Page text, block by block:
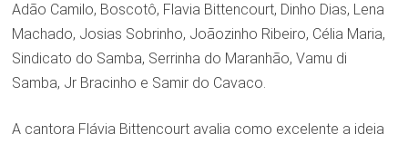
Adão Camilo, Boscotô, Flavia Bittencourt, Dinho Dias, Lena
Machado, Josias Sobrinho, Joãozinho Ribeiro, Célia Maria,
Sindicato do Samba, Serrinha do Maranhão, Vamu di
Samba, Jr Bracinho e Samir do Cavaco.
A cantora Flávia Bittencourt avalia como excelente a ideia